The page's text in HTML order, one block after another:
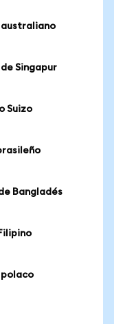
australiano
Singapur
Suizo
Bangladés
polaco